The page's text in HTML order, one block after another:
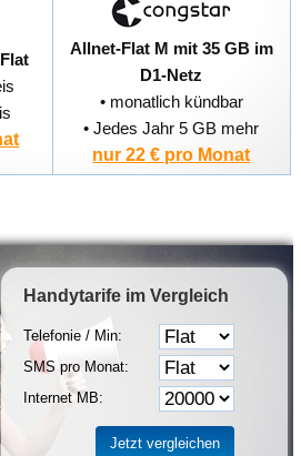
Allnet-Flat M mit 35 GB im
D1-Netz
• monatlich kündbar
• Jedes Jahr 5 GB mehr
nur 22 € pro Monat
Handytarife im Vergleich
Telefonie / Min:
SMS pro Monat:
Internet MB: